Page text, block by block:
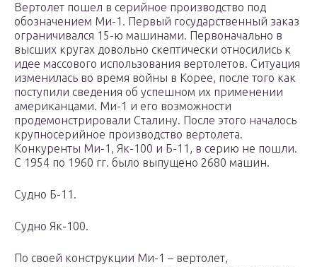
Вертолет пошел в серийное производство под
обозначением Ми-1. Первый государственный заказ
ограничивался 15-ю машинами. Первоначально в
высших кругах довольно скептически относились к
идее массового использования вертолетов. Ситуация
изменилась во время войны в Корее, после того как
поступили сведения об успешном их применении
американцами. Ми-1 и его возможности
продемонстрировали Сталину. После этого началось
крупносерийное производство вертолета.
Конкуренты Ми-1, Як-100 и Б-11, в серию не пошли.
С 1954 по 1960 гг. было выпущено 2680 машин.
Судно Б-11.
Судно Як-100.
По своей конструкции Ми-1 – вертолет,